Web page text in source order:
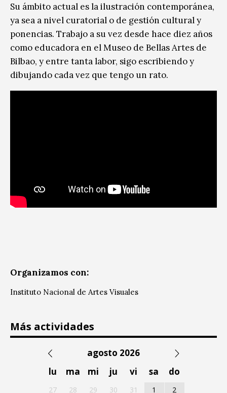
Su ámbito actual es la ilustración contemporánea,
ya sea a nivel curatorial o de gestión cultural y
ponencias. Trabajo a su vez desde hace diez años
como educadora en el Museo de Bellas Artes de
Bilbao, y entre tanta labor, sigo escribiendo y
dibujando cada vez que tengo un rato.
Organizamos con:
Instituto Nacional de Artes Visuales
Más actividades
agosto 2026
lu
ma mi ju vi sa do
27 28 29 30 31 1
2